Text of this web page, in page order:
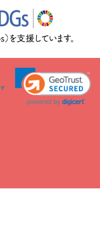
いを贈るときのマナー・
覧
誕生日のお花を「色
場
出産祝いお役立ち情
のマナー総まとめ
職
開店祝いの花 選び方ガイ
量削減 / SDGsを考える
▼